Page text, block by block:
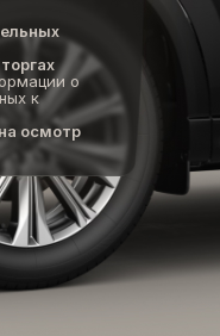
о
к
осмотр